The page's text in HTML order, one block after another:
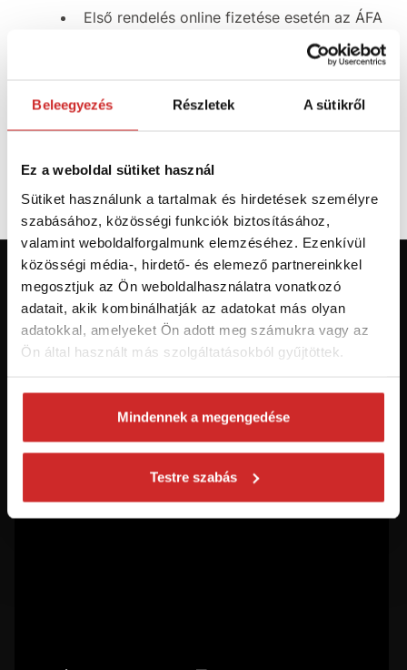
Beleegyezés Részletek A sütikről
Ez a weboldal sütiket használ
Sütiket használunk a tartalmak és hirdetések személyre
szabásához, közösségi funkciók biztosításához,
valamint weboldalforgalmunk elemzéséhez. Ezenkívül
közösségi média-, hirdető- és elemező partnereinkkel
megosztjuk az Ön weboldalhasználatra vonatkozó
adatait, akik kombinálhatják az adatokat más olyan
adatokkal, amelyeket Ön adott meg számukra vagy az
Ön által használt más szolgáltatásokból gyűjtöttek.
Mindennek a megengedése
Testre szabás
Első rendelés online fizetése esetén az ÁFA
túlfizetést visszautaljuk számlájára.
Minden további megrendelés automatikusan
Először jár az svx.hu-n? Regisztráljon és
szerezzen áttekintést az aktuális
újdonságokról és akciókról.
értesítések küldése céljából - 16 éven felüli személyek számára